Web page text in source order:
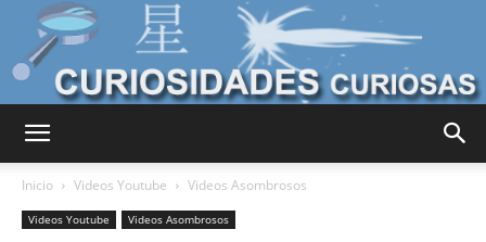
Inicio Videos Youtube Videos Asombrosos
Videos Youtube Videos Asombrosos